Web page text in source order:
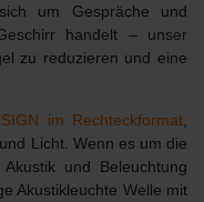
um Gespräche und
handelt – unser
zu reduzieren und eine
im Rechteckformat
Licht. Wenn es um die
und Beleuchtung
Akustikleuchte Welle mit